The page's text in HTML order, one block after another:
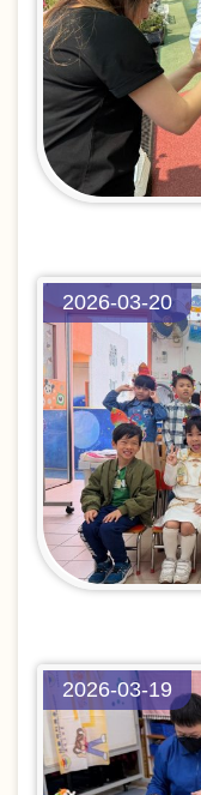
2026-03-20
2026-03-19